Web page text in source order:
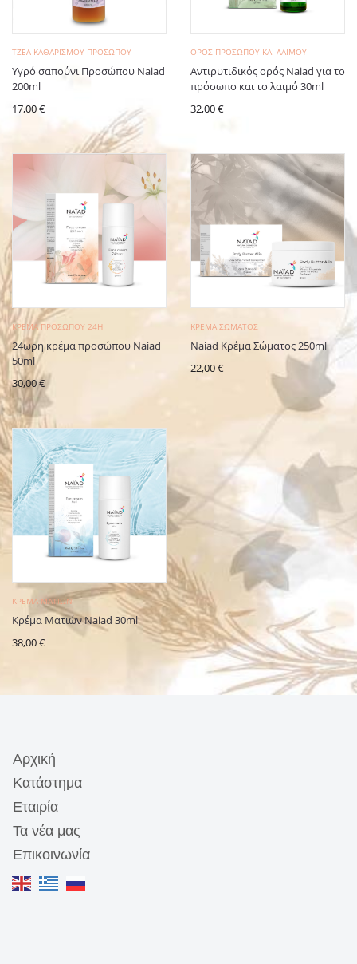
ΤΖΈΛ KΑΘΑΡΙΣΜΟΎ ΠΡΟΣΏΠΟΥ
Υγρό σαπούνι Προσώπου Naiad
200ml
17,00€
ΟΡΌΣ ΠΡΟΣΏΠΟΥ ΚΑΙ ΛΑΙΜΟΎ
Αντιρυτιδικός ορός Naiad για το
πρόσωπο και το λαιμό 30ml
32,00€
ΚΡΈΜΑ ΠΡΟΣΏΠΟΥ 24H
24ωρη κρέμα προσώπου Naiad
50ml
30,00€
ΚΡΈΜΑ ΣΏΜΑΤΟΣ
Naiad Κρέμα Σώματος 250ml
22,00€
ΚΡΈΜΑ ΜΑΤΙΏΝ
Κρέμα Ματιών Naiad 30ml
38,00€
Αρχική
Κατάστημα
Εταιρία
Τα νέα μας
Επικοινωνία